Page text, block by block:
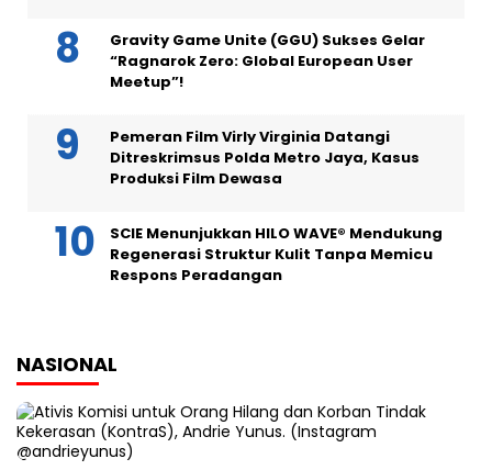
Gravity Game Unite (GGU) Sukses Gelar
“Ragnarok Zero: Global European User
Meetup”!
Pemeran Film Virly Virginia Datangi
Ditreskrimsus Polda Metro Jaya, Kasus
Produksi Film Dewasa
SCIE Menunjukkan HILO WAVE® Mendukung
Regenerasi Struktur Kulit Tanpa Memicu
Respons Peradangan
NASIONAL